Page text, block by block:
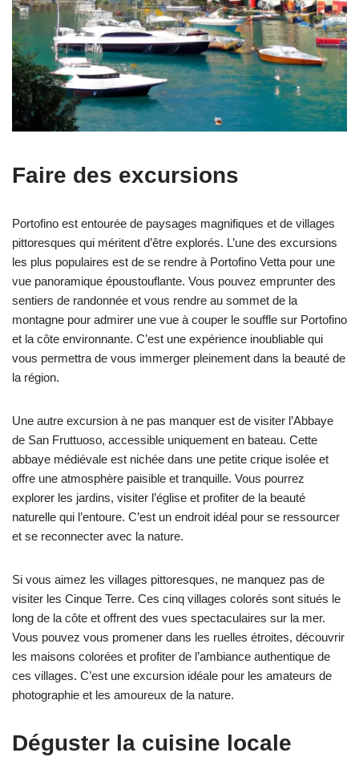
Faire des excursions
Portofino est entourée de paysages magnifiques et de villages
pittoresques qui méritent d’être explorés. L’une des excursions
les plus populaires est de se rendre à Portofino Vetta pour une
vue panoramique époustouflante. Vous pouvez emprunter des
sentiers de randonnée et vous rendre au sommet de la
montagne pour admirer une vue à couper le souffle sur Portofino
et la côte environnante. C’est une expérience inoubliable qui
vous permettra de vous immerger pleinement dans la beauté de
la région.
Une autre excursion à ne pas manquer est de visiter l’Abbaye
de San Fruttuoso, accessible uniquement en bateau. Cette
abbaye médiévale est nichée dans une petite crique isolée et
offre une atmosphère paisible et tranquille. Vous pourrez
explorer les jardins, visiter l’église et profiter de la beauté
naturelle qui l’entoure. C’est un endroit idéal pour se ressourcer
et se reconnecter avec la nature.
Si vous aimez les villages pittoresques, ne manquez pas de
visiter les Cinque Terre. Ces cinq villages colorés sont situés le
long de la côte et offrent des vues spectaculaires sur la mer.
Vous pouvez vous promener dans les ruelles étroites, découvrir
les maisons colorées et profiter de l’ambiance authentique de
ces villages. C’est une excursion idéale pour les amateurs de
photographie et les amoureux de la nature.
Déguster la cuisine locale